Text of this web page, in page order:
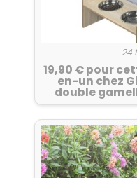
24
19,90 € pour
en-un chez
double